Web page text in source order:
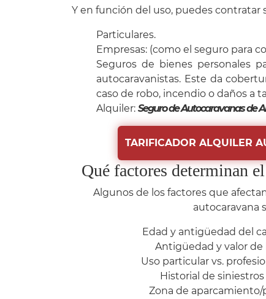
Y en función del uso, puedes contratar
Particulares.
Empresas: (como el seguro para
Seguros de bienes personales
autocaravanistas. Este da
caso de robo, incendio o daños a
Alquiler: Seguro de Autocaravanas de
TARIFICADOR ALQUILER
Qué factores determinan
Algunos de los factores que
autocaravana
Edad y antigüedad del
Antigüedad y valor de
Uso particular vs.
Historial de
Zona de